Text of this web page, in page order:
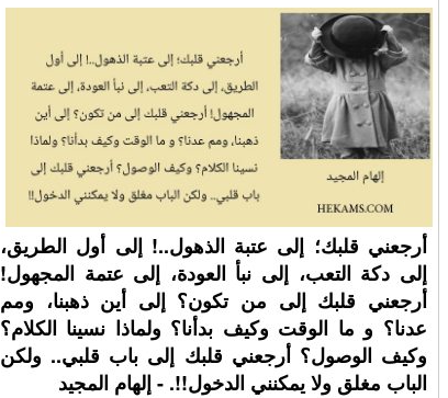
أرجعني قلبك؛ إلى عتبة الذهول..! إلى أول الطريق،
إلى دكة التعب، إلى نبأ العودة، إلى عتمة المجهول!
أرجعني قلبك إلى من تكون؟ إلى أين ذهبنا، ومم
عدنا؟ و ما الوقت وكيف بدأنا؟ ولماذا نسينا الكلام؟
وكيف الوصول؟ أرجعني قلبك إلى باب قلبي.. ولكن
الباب مغلق ولا يمكنني الدخول!!. - إلهام المجيد